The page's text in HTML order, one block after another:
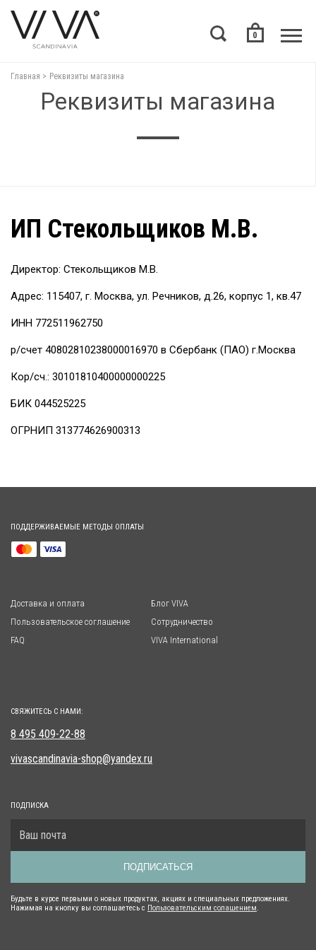
0
Главная Реквизиты магазина
Реквизиты магазина
ИП Стекольщиков М.В.
Директор: Стекольщиков М.В.
Адрес: 115407, г. Москва, ул. Речников, д.26, корпус 1, кв.47
ИНН 772511962750
р/счет 40802810238000016970 в Сбербанк (ПАО) г.Москва
Кор/сч.: 30101810400000000225
БИК 044525225
ОГРНИП 313774626900313
ПОДДЕРЖИВАЕМЫЕ МЕТОДЫ ОПЛАТЫ
Доставка и оплата
Пользовательское соглашение
FAQ
Блог VIVA
Сотрудничество
VIVA International
СВЯЖИТЕСЬ С НАМИ:
8 495 409-22-88
vivascandinavia-shop@yandex.ru
ПОДПИСКА
ПОДПИСАТЬСЯ
Будьте в курсе первыми о новых продуктах, акциях и специальных предложениях.
Нажимая на кнопку вы соглашаетесь с Пользовательским солашением.